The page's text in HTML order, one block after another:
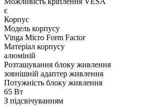
є
Корпус
Модель корпусу
Vinga Micro Form Factor
Матеріал корпусу
алюміній
Розташування блоку живлення
зовнішній адаптер живлення
Потужність блоку живлення
65 Вт
З підсвічуванням